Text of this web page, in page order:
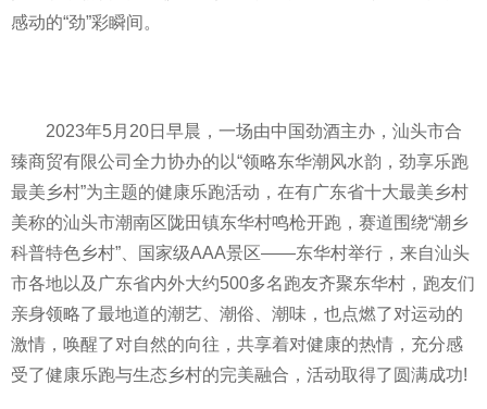
感动的“劲”彩瞬间。
2023年5月20日早晨，一场由中国劲酒主办，汕头市合
臻商贸有限公司全力协办的以“领略东华潮风水韵，劲享乐跑
最美乡村”为主题的健康乐跑活动，在有广东省十大最美乡村
美称的汕头市潮南区陇田镇东华村鸣枪开跑，赛道围绕“潮乡
科普特色乡村”、
国家级AAA景区——东华村举行，来自汕头
市各地以及广东省内外大约500多名跑友齐聚东华村，跑友们
亲身领略了最地道的潮艺、潮俗、潮味，也点燃了对运动的
激情，唤醒了对自然的向往，共享着对健康的热情，充分感
受了健康乐跑与生态乡村的完美融合，活动取得了圆满成功!